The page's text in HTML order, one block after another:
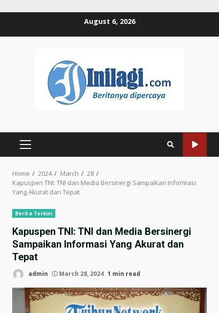
August 6, 2026
PRIMARY
Home 2024 March
28
Kapuspen TNI: TNI dan Media Bersinergi Sampaikan Informasi
Yang Akurat dan Tepat
Berita Terkini
Kapuspen TNI: TNI dan Media Bersinergi
Sampaikan Informasi Yang Akurat dan
Tepat
admin March 28, 2024 1 min read